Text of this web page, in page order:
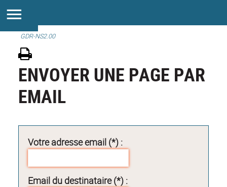
GDR-NS2.00
ENVOYER UNE PAGE PAR
EMAIL
Votre adresse email (*) :
Email du destinataire (*) :